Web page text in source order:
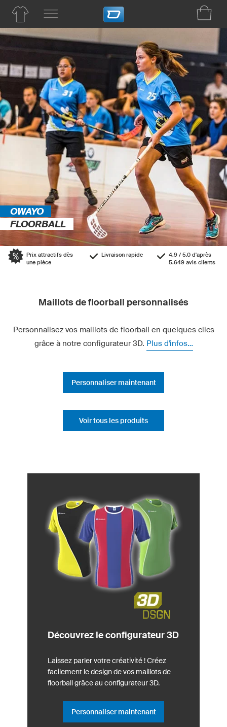
OWAYO
FLOORBALL
Prix attractifs dès
une pièce
Livraison rapide
4.9 / 5.0 d'après
5.649 avis clients
Maillots de floorball personnalisés
Personnalisez vos maillots de floorball en quelques clics
grâce à notre configurateur 3D. Plus d'infos...
Personnaliser maintenant
Voir tous les produits
Découvrez le configurateur 3D
Laissez parler votre créativité ! Créez
facilement le design de vos maillots de
floorball grâce au configurateur 3D.
Personnaliser maintenant